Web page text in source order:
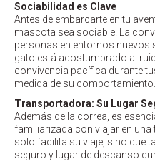
Sociabilidad es Clave
Antes de embarcarte en tu
mascota sea sociable. La
personas en entornos
gato está acostumbrado al
convivencia pacífica durante
medida de su comportamiento.
Transportadora: Su Lugar
Además de la correa, es
familiarizada con viajar en
solo facilita su viaje, sino que
seguro y lugar de descanso